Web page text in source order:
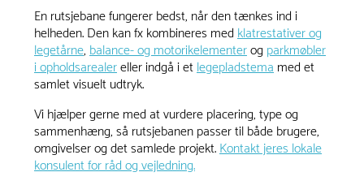
En rutsjebane fungerer bedst, når den tænkes ind i
helheden. Den kan fx kombineres medklatrestativer og
legetårne,balance- og motorikelementerog parkmøbler
i opholdsarealereller indgå i etlegepladstemamed et
samlet visuelt udtryk.
Vi hjælper gerne med at vurdere placering, type og
sammenhæng, så rutsjebanen passer til både brugere,
omgivelser og det samlede projekt.Kontakt jeres lokale
konsulent for råd og vejledning.